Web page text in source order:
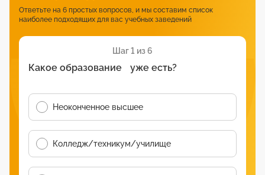
Ответьте на 6 простых вопросов, и мы составим список
наиболее подходящих для вас учебных заведений
Шаг 1 из 6
Какое образование уже есть?
Неоконченное высшее
Колледж/техникум/училище